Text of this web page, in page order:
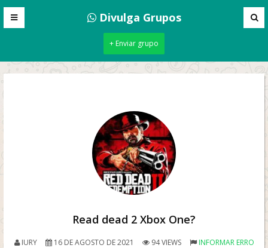
Divulga Grupos
+ Enviar grupo
Read dead 2 Xbox One?
IURY 16 DE AGOSTO DE 2021 94 VIEWS INFORMAR ERRO